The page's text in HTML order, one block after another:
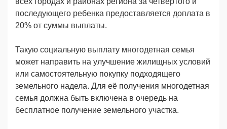
последующего ребенка предоставляется доплата в
20% от суммы выплаты.
Такую социальную выплату многодетная семья
может направить на улучшение жилищных условий
или самостоятельную покупку подходящего
земельного надела. Для её получения многодетная
семья должна быть включена в очередь на
бесплатное получение земельного участка.